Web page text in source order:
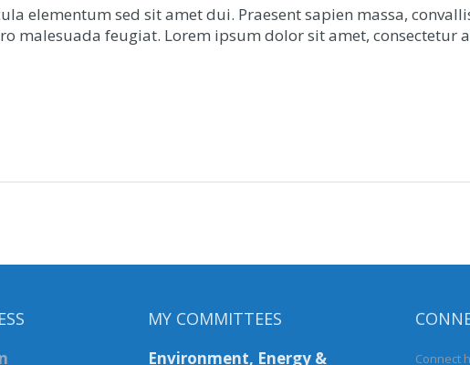
elementum sed sit amet dui. Praesent sapien massa,
malesuada feugiat. Lorem ipsum dolor sit amet, consectetur
MY COMMITTEES
Environment, Energy & Connect